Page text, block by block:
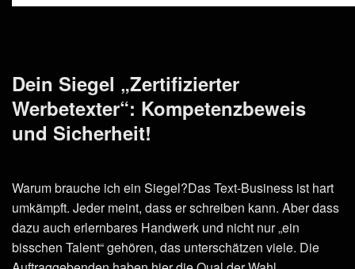
Dein Siegel „Zertifizierter
Werbetexter“: Kompetenzbeweis
und Sicherheit!
Warum brauche ich ein Siegel?Das Text-Business ist hart
umkämpft. Jeder meint, dass er schreiben kann. Aber dass
dazu auch erlernbares Handwerk und nicht nur „ein
bisschen Talent“ gehören, das unterschätzen viele. Die